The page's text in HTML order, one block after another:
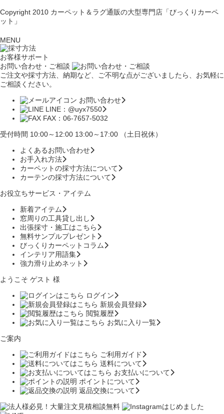
Copyright 2010 カーペット＆ラグ通販の大型専門店「びっくりカーペ
ット」
MENU
お客様サポート
お問い合わせ・ご相談
ご注文や採寸方法、納期など、ご不明な点がございましたら、お気軽に
ご相談ください。
お問い合わせ
LINE：@uyx7550
FAX：06-7657-5032
受付時間 10:00～12:00 13:00～17:00 （土日祝休）
よくあるお問い合わせ
お手入れ方法
カーペットの採寸方法について
カーテンの採寸方法について
お役立ちサービス・アイテム
新着アイテム
窓周りの工具貸し出し
出張採寸・施工はこちら
無料サンプルプレゼント
びっくりカーペットコラム
インテリア用語集
強力滑り止めネット
ようこそ ゲスト 様
ログイン
新規会員登録
閲覧履歴
お気に入り一覧
ご案内
ご利用ガイド
送料について
お支払いについて
ポイントについて
返品交換について